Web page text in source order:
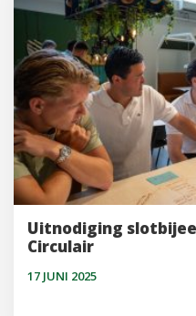
Uitnodiging
Circulair
17 JUNI 2025